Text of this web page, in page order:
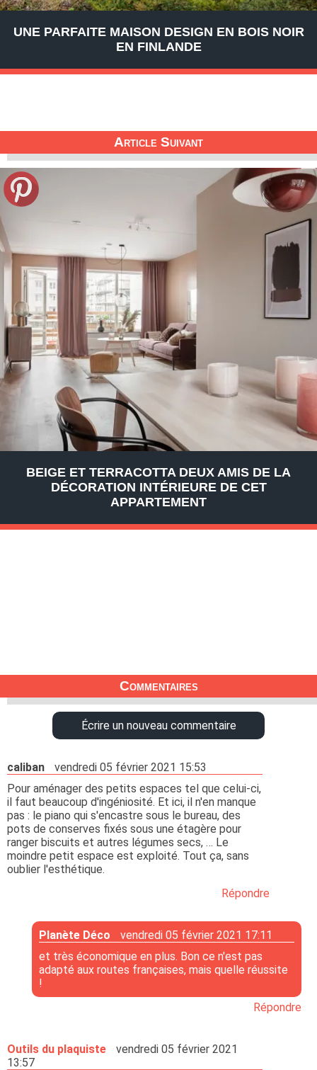
UNE PARFAITE MAISON DESIGN EN BOIS NOIR
EN FINLANDE
Article Suivant
BEIGE ET TERRACOTTA DEUX AMIS DE LA
DÉCORATION INTÉRIEURE DE CET
APPARTEMENT
Commentaires
Écrire un nouveau commentaire
caliban
vendredi 05 février 2021 15:53
Pour aménager des petits espaces tel que celui-ci,
il faut beaucoup d'ingéniosité. Et ici, il n'en manque
pas : le piano qui s'encastre sous le bureau, des
pots de conserves fixés sous une étagère pour
ranger biscuits et autres légumes secs, … Le
moindre petit espace est exploité. Tout ça, sans
oublier l'esthétique.
Répondre
Planète Déco
vendredi 05 février 2021 17:11
et très économique en plus. Bon ce n'est pas
adapté aux routes françaises, mais quelle réussite
!
Répondre
Outils du plaquiste
vendredi 05 février 2021
13:57